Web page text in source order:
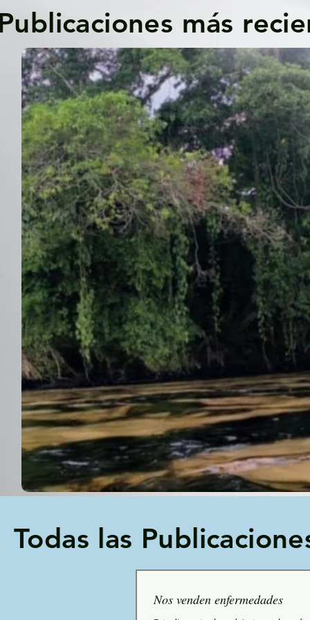
más
Todas las
Nos venden enfermedades